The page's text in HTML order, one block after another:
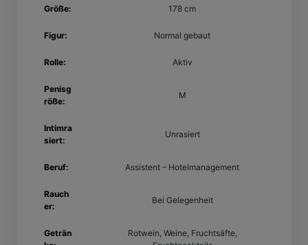
Größe: 178 cm
Figur: Normal gebaut
Rolle: Aktiv
Penisg
röße:
M
Intimra
siert:
Unrasiert
Beruf: Assistent – Hotelmanagement
Rauch
er:
Bei Gelegenheit
Geträn
Rotwein, Weine, Fruchtsäfte,